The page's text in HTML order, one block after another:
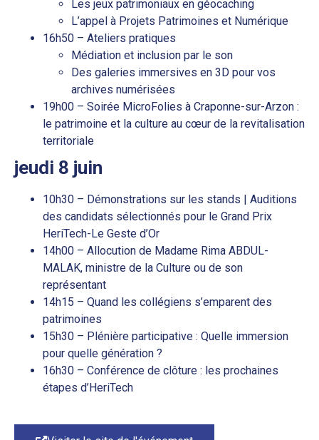
Les jeux patrimoniaux en géocaching
L’appel à Projets Patrimoines et Numérique
16h50 – Ateliers pratiques
Médiation et inclusion par le son
Des galeries immersives en 3D pour vos
archives numérisées
19h00 – Soirée MicroFolies à Craponne-sur-Arzon :
le patrimoine et la culture au cœur de la revitalisation
territoriale
jeudi 8 juin
10h30 – Démonstrations sur les stands | Auditions
des candidats sélectionnés pour le Grand Prix
HeriTech-Le Geste d’Or
14h00 – Allocution de Madame Rima ABDUL-
MALAK, ministre de la Culture ou de son
représentant
14h15 – Quand les collégiens s’emparent des
patrimoines
15h30 – Plénière participative : Quelle immersion
pour quelle génération ?
16h30 – Conférence de clôture : les prochaines
étapes d’HeriTech